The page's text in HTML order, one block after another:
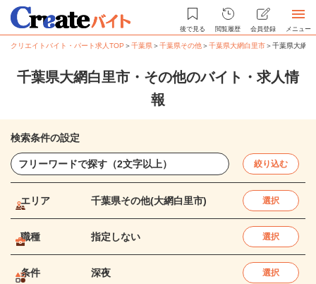
後で見る 閲覧履歴 会員登録 メニュー
クリエイトバイト・パート求人TOP ＞千葉県＞千葉県その他＞千葉県大網白里市＞千葉県大網
千葉県大網白里市・その他のバイト・求人情
報
検索条件の設定
絞り込む
エリア 千葉県その他(大網白里市) 選択
職種 指定しない 選択
条件 深夜 選択